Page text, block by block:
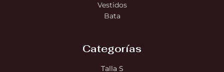
Vestidos
Bata
Categorías
Talla S